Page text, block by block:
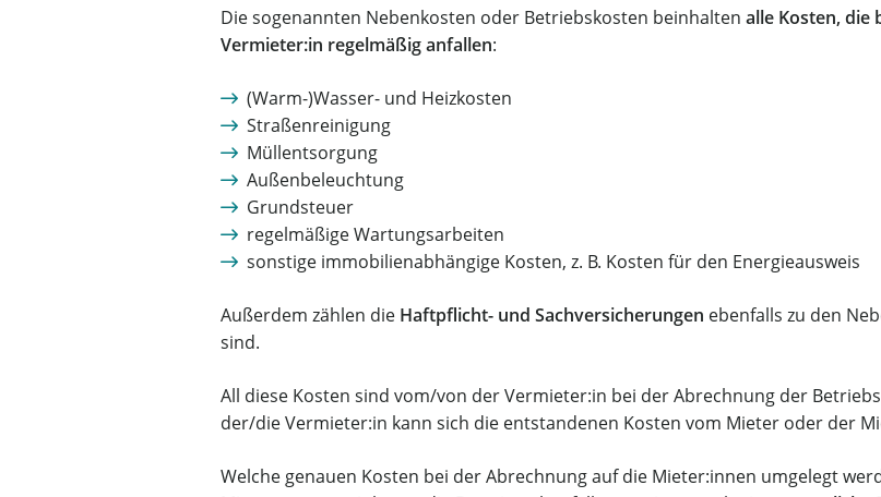
Die sogenannten Nebenkosten oder Betriebskosten beinhalten alle Kosten, die
Vermieter:in regelmäßig anfallen:
(Warm-)Wasser- und Heizkosten
Straßenreinigung
Müllentsorgung
Außenbeleuchtung
Grundsteuer
regelmäßige Wartungsarbeiten
sonstige immobilienabhängige Kosten, z. B. Kosten für den Energieausweis
Außerdem zählen die Haftpflicht- und Sachversicherungen ebenfalls zu den
sind.
All diese Kosten sind vom/von der Vermieter:in bei der Abrechnung der
der/die Vermieter:in kann sich die entstandenen Kosten vom Mieter oder der
Welche genauen Kosten bei der Abrechnung auf die Mieter:innen umgelegt